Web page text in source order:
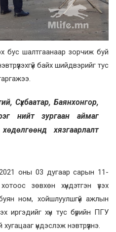
бус шалтгаанаар зорчиж буй
байх шийдвэрийг тус
Сүхбаатар, Баянхонгор,
нийт зургаан аймаг
хязгаарлалт
оны 03 дугаар сарын 11-
зөвхөн хүндэтгэн үзэх
ном, хойшлуулшгүй ажлын
иргэдийг хүн тус бүрийн ПГУ
үндэслэж нэвтрүүлнэ.